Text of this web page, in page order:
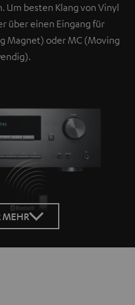
Um besten Klang von Vinyl
über einen Eingang für
Magnet) oder MC (Moving
MEHR